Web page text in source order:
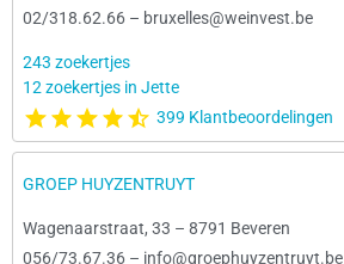
02/318.62.66 – bruxelles@weinvest.be
243 zoekertjes
12 zoekertjes in Jette
399 Klantbeoordelingen
GROEP HUYZENTRUYT
Wagenaarstraat, 33 – 8791 Beveren
056/73.67.36 – info@groephuyzentruyt.be